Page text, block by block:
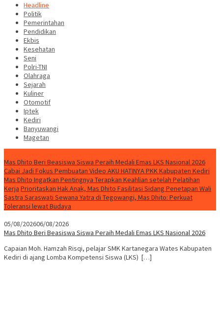
Headline
Politik
Pemerintahan
Pendidikan
Ekbis
Kesehatan
Seni
Polri-TNI
Olahraga
Sejarah
Kuliner
Otomotif
Iptek
Kediri
Banyuwangi
Magetan
Mas Dhito Beri Beasiswa Siswa Peraih Medali Emas LKS Nasional 2026
Cabai Jadi Fokus Pembuatan Video AKU HATINYA PKK Kabupaten Kediri
Mas Dhito Ingatkan Pentingnya Terapkan Keahlian setelah Pelatihan
Kerja Prioritaskan Hak Anak, Mas Dhito Fasilitasi Sidang Penetapan Wali
Sastra Saraswati Sewana Yatra di Tegowangi, Mas Dhito: Perkuat
Toleransi lewat Budaya
05/08/202606/08/2026
Mas Dhito Beri Beasiswa Siswa Peraih Medali Emas LKS Nasional 2026
Capaian Moh. Hamzah Risqi, pelajar SMK Kartanegara Wates Kabupaten
Kediri di ajang Lomba Kompetensi Siswa (LKS) […]